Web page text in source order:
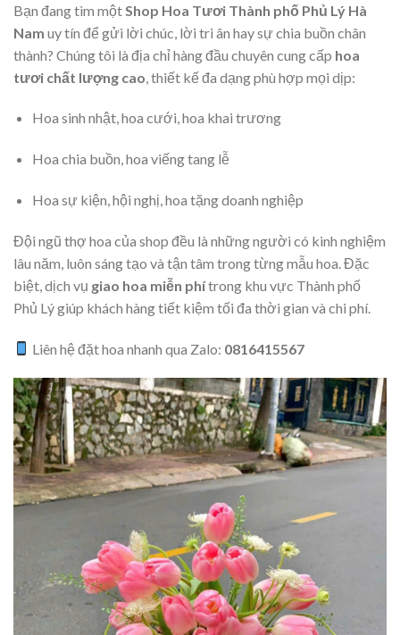
Bạn đang tìm một Shop Hoa Tươi Thành phố Phủ Lý Hà
Nam uy tín để gửi lời chúc, lời tri ân hay sự chia buồn chân
thành? Chúng tôi là địa chỉ hàng đầu chuyên cung cấp hoa
tươi chất lượng cao , thiết kế đa dạng phù hợp mọi dịp:
Hoa sinh nhật, hoa cưới, hoa khai trương
Hoa chia buồn, hoa viếng tang lễ
Hoa sự kiện, hội nghị, hoa tặng doanh nghiệp
Đội ngũ thợ hoa của shop đều là những người có kinh nghiệm
lâu năm, luôn sáng tạo và tận tâm trong từng mẫu hoa. Đặc
biệt, dịch vụ giao hoa miễn phítrong khu vực Thành phố
Phủ Lý giúp khách hàng tiết kiệm tối đa thời gian và chi phí.
Liên hệ đặt hoa nhanh qua Zalo: 0816415567